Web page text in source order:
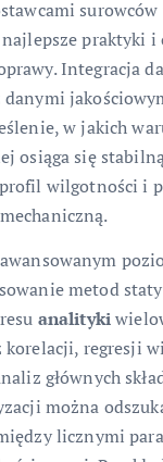
praktyki i
Integracja
danymi
w jakich
osiąga się
wilgotności i
metod
analityki
korelacji, regresji
głównych
można
licznymi